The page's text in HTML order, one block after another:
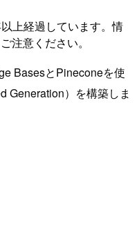
上経過しています。情
注意ください。
BasesとPineconeを使
Generation）を構築しま